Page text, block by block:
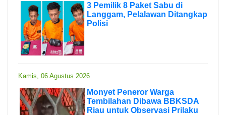
3 Pemilik 8 Paket Sabu di
Langgam, Pelalawan Ditangkap
Polisi
Kamis, 06 Agustus 2026
Monyet Peneror Warga
Tembilahan Dibawa BBKSDA
Riau untuk Observasi Prilaku